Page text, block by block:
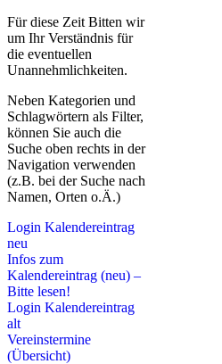
Für diese Zeit Bitten wir
um Ihr Verständnis für
die eventuellen
Unannehmlichkeiten.
Neben Kategorien und
Schlagwörtern als Filter,
können Sie auch die
Suche oben rechts in der
Navigation verwenden
(z.B. bei der Suche nach
Namen, Orten o.Ä.)
Login Kalendereintrag
neu
Infos zum
Kalendereintrag (neu) –
Bitte lesen!
Login Kalendereintrag
alt
Vereinstermine
(Übersicht)